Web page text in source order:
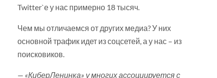
Twitter`е у нас примерно 18 тысяч.
Чем мы отличаемся от других медиа? У них
основной трафик идет из соцсетей, а у нас – из
поисковиков.
— «КиберЛенинка» у многих ассоциируется с